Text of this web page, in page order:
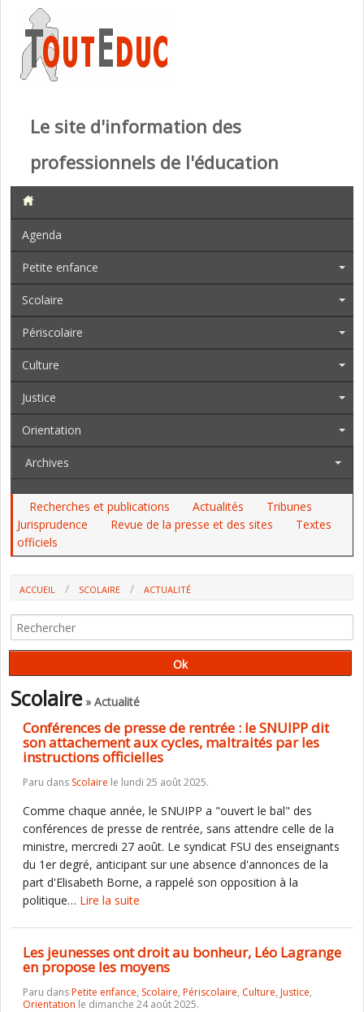
Le site d'information des
professionnels de l'éducation
Agenda
Petite enfance
Scolaire
Périscolaire
Culture
Justice
Orientation
Archives
Recherches et publications Actualités
Tribunes
Jurisprudence
Revue de la presse et des sites
Textes
officiels
ACCUEIL SCOLAIRE ACTUALITÉ
Scolaire» Actualité
Conférences de presse de rentrée : le SNUIPP dit
son attachement aux cycles, maltraités par les
instructions officielles
Paru dans Scolaire le lundi 25 août 2025.
Comme chaque année, le SNUIPP a "ouvert le bal" des
conférences de presse de rentrée, sans attendre celle de la
ministre, mercredi 27 août. Le syndicat FSU des enseignants
du 1er degré, anticipant sur une absence d'annonces de la
part d'Elisabeth Borne, a rappelé son opposition à la
politique… Lire la suite
Les jeunesses ont droit au bonheur, Léo Lagrange
en propose les moyens
Paru dansPetite enfance, Scolaire, Périscolaire, Culture, Justice,
Orientation le dimanche 24 août 2025.